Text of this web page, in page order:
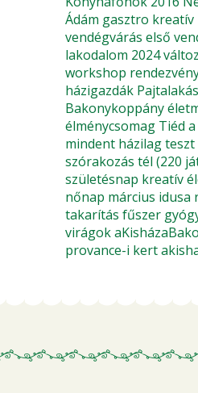
Ádám gasztro kreatív
vendégvárás első
lakodalom 2024
workshop
házigazdák
Bakonykoppány
élménycsomag Tiéd
mindent házilag teszt
szórakozás tél (220
születésnap kreatív
nőnap március idusa
takarítás fűszer
virágok
provance-i kert